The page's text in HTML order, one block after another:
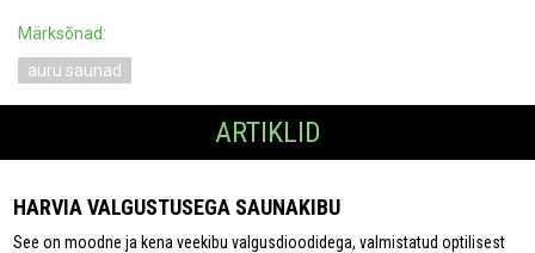
Märksõnad:
auru saunad
ARTIKLID
HARVIA VALGUSTUSEGA SAUNAKIBU
See on moodne ja kena veekibu valgusdioodidega, valmistatud optilisest